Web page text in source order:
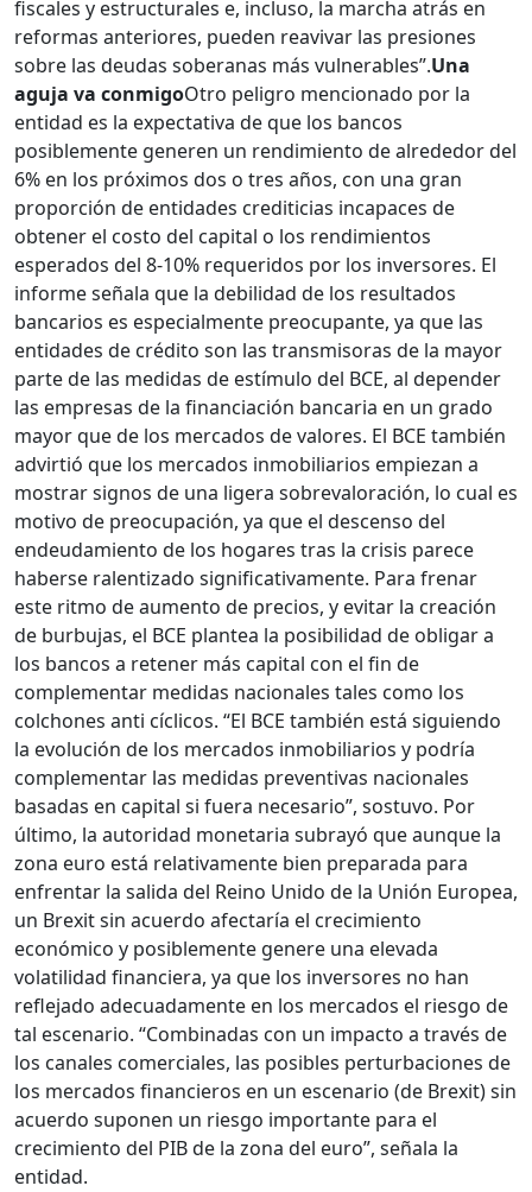
fiscales y estructurales e, incluso, la marcha atrás en
reformas anteriores, pueden reavivar las presiones
sobre las deudas soberanas más vulnerables”.Una
aguja va conmigoOtro peligro mencionado por la
entidad es la expectativa de que los bancos
posiblemente generen un rendimiento de alrededor del
6% en los próximos dos o tres años, con una gran
proporción de entidades crediticias incapaces de
obtener el costo del capital o los rendimientos
esperados del 8-10% requeridos por los inversores. El
informe señala que la debilidad de los resultados
bancarios es especialmente preocupante, ya que las
entidades de crédito son las transmisoras de la mayor
parte de las medidas de estímulo del BCE, al depender
las empresas de la financiación bancaria en un grado
mayor que de los mercados de valores. El BCE también
advirtió que los mercados inmobiliarios empiezan a
mostrar signos de una ligera sobrevaloración, lo cual es
motivo de preocupación, ya que el descenso del
endeudamiento de los hogares tras la crisis parece
haberse ralentizado significativamente. Para frenar
este ritmo de aumento de precios, y evitar la creación
de burbujas, el BCE plantea la posibilidad de obligar a
los bancos a retener más capital con el fin de
complementar medidas nacionales tales como los
colchones anti cíclicos. “El BCE también está siguiendo
la evolución de los mercados inmobiliarios y podría
complementar las medidas preventivas nacionales
basadas en capital si fuera necesario”, sostuvo. Por
último, la autoridad monetaria subrayó que aunque la
zona euro está relativamente bien preparada para
enfrentar la salida del Reino Unido de la Unión Europea,
un Brexit sin acuerdo afectaría el crecimiento
económico y posiblemente genere una elevada
volatilidad financiera, ya que los inversores no han
reflejado adecuadamente en los mercados el riesgo de
tal escenario. “Combinadas con un impacto a través de
los canales comerciales, las posibles perturbaciones de
los mercados financieros en un escenario (de Brexit) sin
acuerdo suponen un riesgo importante para el
crecimiento del PIB de la zona del euro”, señala la
entidad.